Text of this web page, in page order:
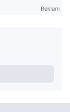
Reklam